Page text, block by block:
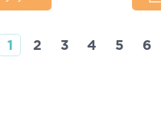
1 2 3 4 5 6